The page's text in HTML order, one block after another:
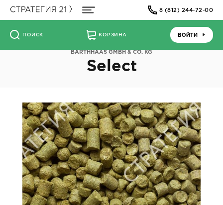
8 (812) 244-72-00
ПОИСК КОРЗИНА ВОЙТИ
BARTHHAAS GMBH & CO. KG
Select